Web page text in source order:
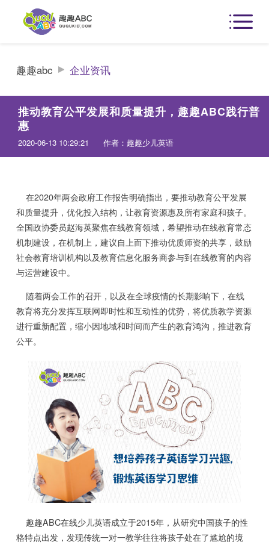
趣趣abc 企业资讯
推动教育公平发展和质量提升，趣趣ABC践行普
惠
2020-06-13 10:29:21 作者：趣趣少儿英语
在2020年两会政府工作报告明确指出，要推动教育公平发展
和质量提升，优化投入结构，让教育资源惠及所有家庭和孩子。
全国政协委员赵海英聚焦在线教育领域，希望推动在线教育常态
机制建设，在机制上，建议自上而下推动优质师资的共享，鼓励
社会教育培训机构以及教育信息化服务商参与到在线教育的内容
与运营建设中。
随着两会工作的召开，以及在全球疫情的长期影响下，在线
教育将充分发挥互联网即时性和互动性的优势，将优质教学资源
进行重新配置，缩小因地域和时间而产生的教育鸿沟，推进教育
公平。
趣趣ABC在线少儿英语成立于2015年，从研究中国孩子的性
格特点出发，发现传统一对一教学往往将孩子处在了尴尬的境